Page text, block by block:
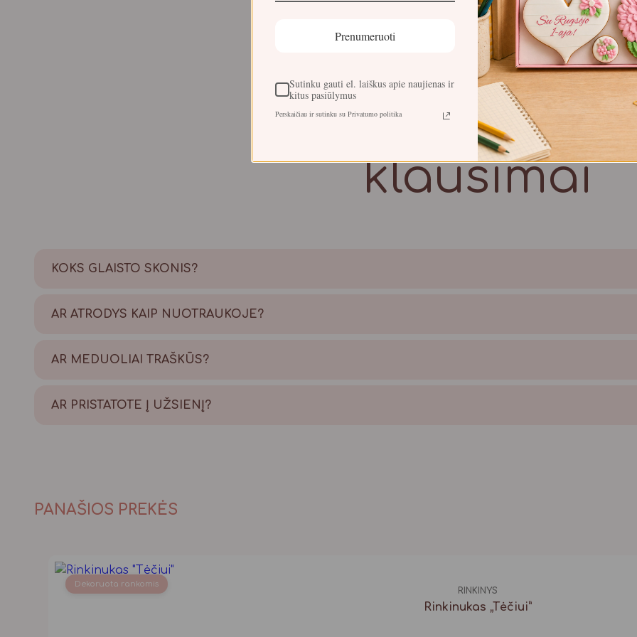
DAUGIAU
Populiariausi
klausimai
KOKS GLAISTO SKONIS?
AR ATRODYS KAIP NUOTRAUKOJE?
AR MEDUOLIAI TRAŠKŪS?
AR PRISTATOTE Į UŽSIENĮ?
PANAŠIOS PREKĖS
Dekoruota rankomis
RINKINYS
Rinkinukas „Tėčiui”
Prenumeruoti
Sutinku gauti el. laiškus apie naujienas ir
kitus pasiūlymus
Perskaičiau ir sutinku su Privatumo politika